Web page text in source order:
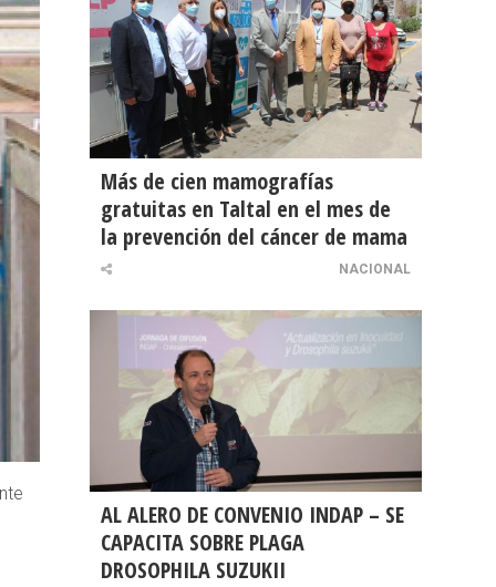
Más de cien mamografías
gratuitas en Taltal en el mes de
la prevención del cáncer de mama
NACIONAL
AL ALERO DE CONVENIO INDAP – SE
CAPACITA SOBRE PLAGA
DROSOPHILA SUZUKII